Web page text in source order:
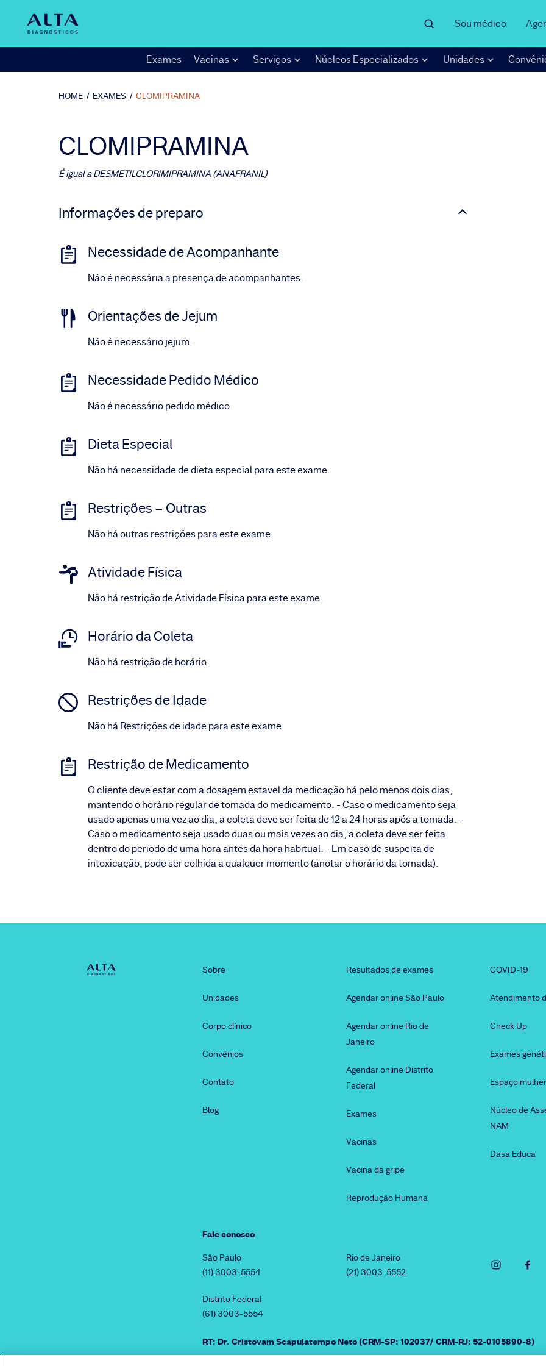
Sou médico
Exames Vacinas Serviços Núcleos Especializados Unidades
HOME / EXAMES / CLOMIPRAMINA
CLOMIPRAMINA
É igual a DESMETILCLORIMIPRAMINA (ANAFRANIL)
Informações de preparo
Necessidade de Acompanhante
Não é necessária a presença de acompanhantes.
Orientações de Jejum
Não é necessário jejum.
Necessidade Pedido Médico
Não é necessário pedido médico
Dieta Especial
Não há necessidade de dieta especial para este exame.
Restrições – Outras
Não há outras restrições para este exame
Atividade Física
Não há restrição de Atividade Física para este exame.
Horário da Coleta
Não há restrição de horário.
Restrições de Idade
Não há Restrições de idade para este exame
Restrição de Medicamento
O cliente deve estar com a dosagem estavel da medicação há pelo menos dois dias,
mantendo o horário regular de tomada do medicamento. - Caso o medicamento seja
usado apenas uma vez ao dia, a coleta deve ser feita de 12 a 24 horas após a tomada. -
Caso o medicamento seja usado duas ou mais vezes ao dia, a coleta deve ser feita
dentro do periodo de uma hora antes da hora habitual. - Em caso de suspeita de
intoxicação, pode ser colhida a qualquer momento (anotar o horário da tomada).
Sobre
Unidades
Corpo clínico
Convênios
Contato
Blog
Resultados de exames
Agendar online São Paulo
Agendar online Rio de
Janeiro
Agendar online Distrito
Federal
Exames
Vacinas
Vacina da gripe
Reprodução Humana
COVID-19
Atendimento
Check Up
Exames
Espaço mulher
Núcleo de
NAM
Dasa Educa
Fale conosco
São Paulo
(11) 3003-5554
Rio de Janeiro
(21) 3003-5552
Distrito Federal
(61) 3003-5554
RT: Dr. Cristovam Scapulatempo Neto (CRM-SP: 102037/ CRM-RJ: 52-0105890-8)